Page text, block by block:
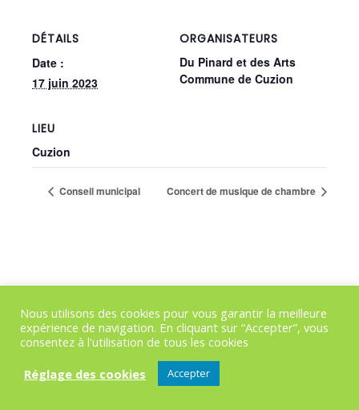
DÉTAILS
Date :
17 juin 2023
ORGANISATEURS
Du Pinard et des Arts
Commune de Cuzion
LIEU
Cuzion
Conseil municipal Concert de musique de chambre
Nous utilisons des cookies pour vous garantir la meilleure
expérience de navigation. En cliquant sur “Accepter”, vous
consentez à l'utilisation de tous les cookies
Réglage des cookies
Accepter